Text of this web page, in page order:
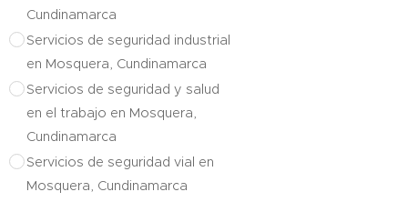
Cundinamarca
Servicios de seguridad industrial
en Mosquera, Cundinamarca
Servicios de seguridad y salud
en el trabajo en Mosquera,
Cundinamarca
Servicios de seguridad vial en
Mosquera, Cundinamarca